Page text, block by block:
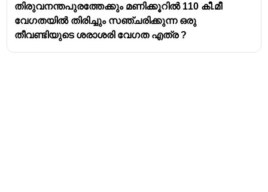
തിരുവനന്തപുരത്തേക്കും മണിക്കൂറിൽ 110 കീ.മീ
വേഗതയിൽ തിരിച്ചും സഞ്ചരിക്കുന്ന ഒരു
തീവണ്ടിയുടെ ശരാശരി വേഗത എത്ര ?